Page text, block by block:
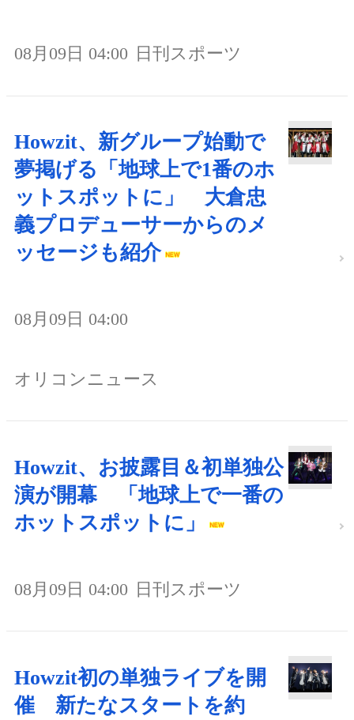
08月09日 04:00 日刊スポーツ
Howzit、新グループ始動で
夢掲げる「地球上で1番のホ
ットスポットに」 大倉忠
義プロデューサーからのメ
ッセージも紹介
08月09日 04:00
オリコンニュース
Howzit、お披露目＆初単独公
演が開幕 「地球上で一番の
ホットスポットに」
08月09日 04:00 日刊スポーツ
Howzit初の単独ライブを開
催 新たなスタートを約